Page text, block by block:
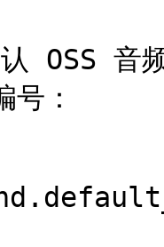
OSS 音
：